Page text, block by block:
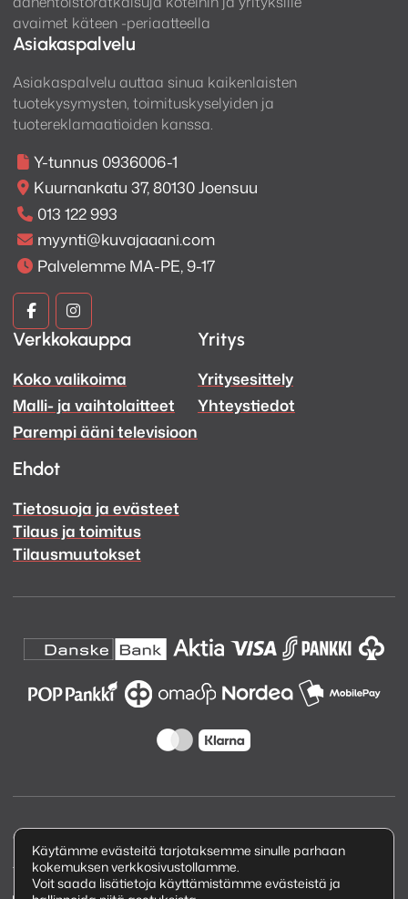
avaimet käteen -periaatteella
Asiakaspalvelu
Asiakaspalvelu auttaa sinua kaikenlaisten
tuotekysymysten, toimituskyselyiden ja
tuotereklamaatioiden kanssa.
Y-tunnus 0936006-1
Kuurnankatu 37, 80130 Joensuu
013 122 993
myynti@kuvajaaani.com
Palvelemme MA-PE, 9-17
Kuva
ja
Ääni
Facebook
Kuva
ja
Ääni
Instagram
Verkkokauppa
Koko valikoima
Malli- ja vaihtolaitteet
Parempi ääni televisioon
Yritys
Yritysesittely
Yhteystiedot
Ehdot
Tietosuoja ja evästeet
Tilaus ja toimitus
Tilausmuutokset
Copyright © 2026 Kuva ja Ääni Oy
Tietosuojaseloste
Käytämme evästeitä tarjotaksemme sinulle parhaan
kokemuksen verkkosivustollamme.
Voit saada lisätietoja käyttämistämme evästeistä ja